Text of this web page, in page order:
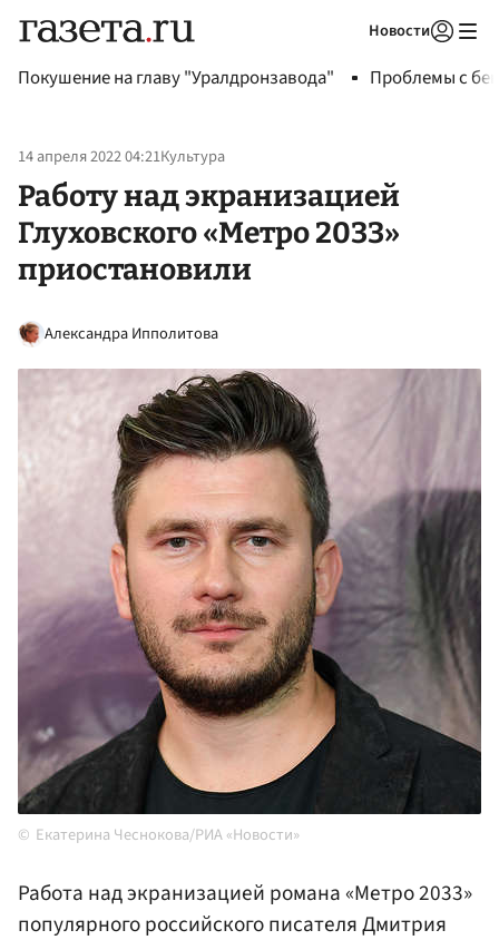
Новости
Покушение на главу "Уралдронзавода" Проблемы с
14 апреля 2022 04:21Культура
Работу над экранизацией
Глуховского «Метро 2033»
приостановили
Александра Ипполитова
Екатерина Чеснокова/РИА «Новости»
Работа над экранизацией романа «Метро 2033»
популярного российского писателя Дмитрия